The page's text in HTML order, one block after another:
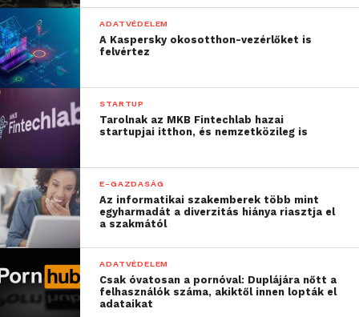
ADATVÉDELEM
A Kaspersky okosotthon-vezérlőket is
felvértez
STARTUP
Tarolnak az MKB Fintechlab hazai
startupjai itthon, és nemzetközileg is
E-GAZDASÁG
Az informatikai szakemberek több mint
egyharmadát a diverzitás hiánya riasztja el
a szakmától
ADATVÉDELEM
Csak óvatosan a pornóval: Duplájára nőtt a
felhasználók száma, akiktől innen lopták el
adataikat